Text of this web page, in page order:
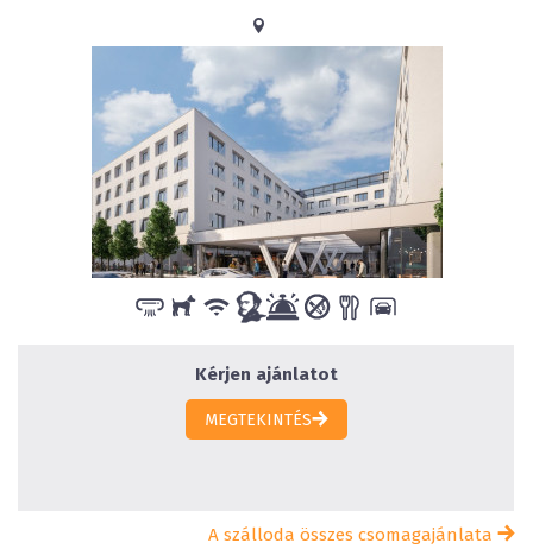
Kérjen ajánlatot
MEGTEKINTÉS
A szálloda összes csomagajánlata